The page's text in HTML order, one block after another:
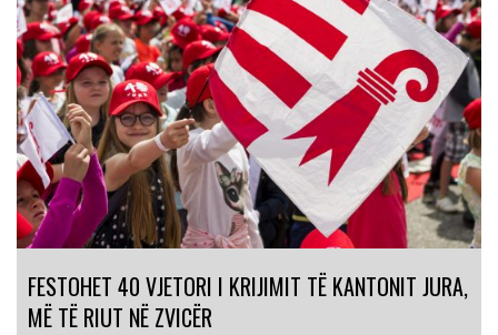
FESTOHET 40 VJETORI I KRIJIMIT TË KANTONIT JURA,
MË TË RIUT NË ZVICËR